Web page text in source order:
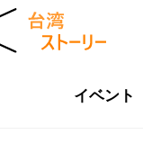
イベント